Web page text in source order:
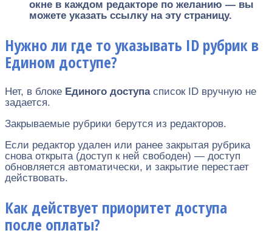
окне в каждом редакторе по желанию — вы
можете указать ссылку на эту страницу.
Нужно ли где то указывать ID рубрик в
Едином доступе?
Нет, в блоке Единого доступасписок ID вручную не
задается.
Закрываемые рубрики берутся из редакторов.
Если редактор удален или ранее закрытая рубрика
снова открыта (доступ к ней свободен) — доступ
обновляется автоматически, и закрытие перестает
действовать.
Как действует приоритет доступа
после оплаты?